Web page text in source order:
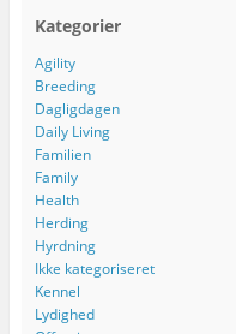
Kategorier
Agility
Breeding
Dagligdagen
Daily Living
Familien
Family
Health
Herding
Hyrdning
Ikke kategoriseret
Kennel
Lydighed